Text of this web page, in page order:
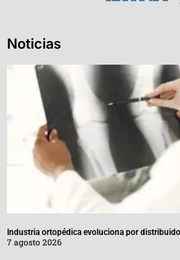
Noticias
Industria ortopédica evoluciona por
7 agosto 2026